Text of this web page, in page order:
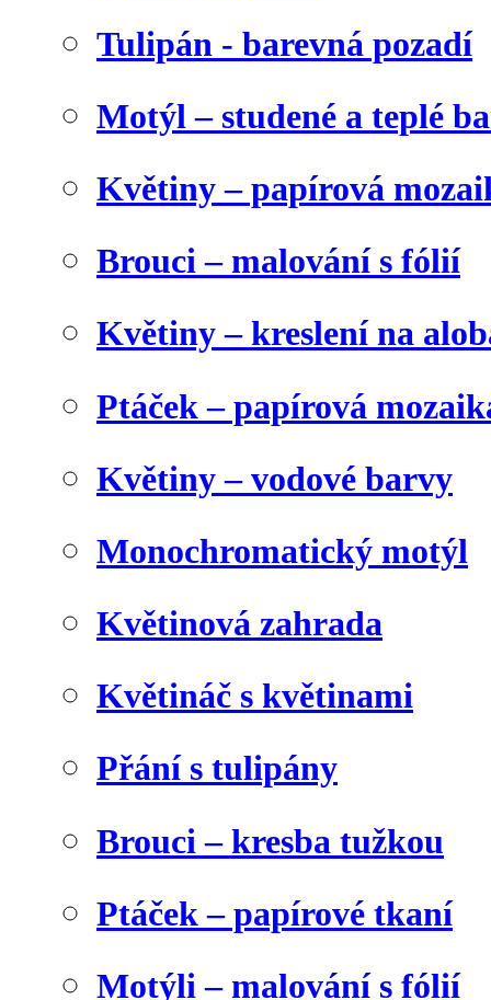
Tulipán - barevná pozadí
Motýl – studené a teplé
Květiny – papírová
Brouci – malování s fólií
Květiny – kreslení na
Ptáček – papírová
Květiny – vodové barvy
Monochromatický motýl
Květinová zahrada
Květináč s květinami
Přání s tulipány
Brouci – kresba tužkou
Ptáček – papírové tkaní
Motýli – malování s fólií